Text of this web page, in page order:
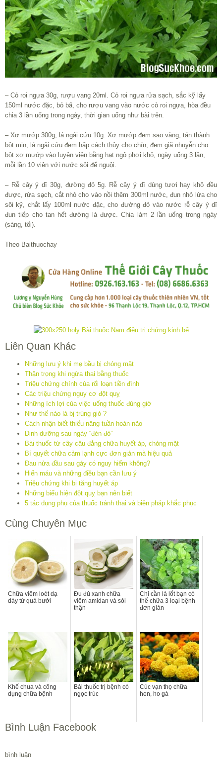
– Cỏ roi ngựa 30g, rượu vang 20ml. Cỏ roi ngựa rửa sạch, sắc kỹ lấy
150ml nước đặc, bỏ bã, cho rượu vang vào nước cỏ roi ngựa, hòa đều
chia 3 lần uống trong ngày, thời gian uống như bài trên.
– Xơ mướp 300g, lá ngải cứu 10g. Xơ mướp đem sao vàng, tán thành
bột mịn, lá ngải cứu đem hấp cách thủy cho chín, đem giã nhuyễn cho
bột xơ mướp vào luyện viên bằng hạt ngô phơi khô, ngày uống 3 lần,
mỗi lần 10 viên với nước sôi để nguội.
– Rễ cây ý dĩ 30g, đường đỏ 5g. Rễ cây ý dĩ dùng tươi hay khô đều
được, rửa sạch, cắt nhỏ cho vào nồi thêm 300ml nước, đun nhỏ lửa cho
sôi kỹ, chắt lấy 100ml nước đặc, cho đường đỏ vào nước rễ cây ý dĩ
đun tiếp cho tan hết đường là được. Chia làm 2 lần uống trong ngày
(sáng, tối).
Theo Baithuochay
Liên Quan Khác
Những lưu ý khi mẹ bầu bị chóng mặt
Thận trọng khi ngừa thai bằng thuốc
Triệu chứng chính của rối loạn tiền đình
Các triệu chứng nguy cơ đột quỵ
Những ích lợi của việc uống thuốc đúng giờ
Như thế nào là bị trúng gió ?
Cách nhận biết thiểu năng tuần hoàn não
Dinh dưỡng sau ngày “đèn đỏ”
Bài thuốc từ cây câu đằng chữa huyết áp, chóng mặt
Bí quyết chữa cảm lạnh cực đơn giản mà hiệu quả
Đau nửa đầu sau gáy có nguy hiểm không?
Hiến máu và những điều bạn cần lưu ý
Triệu chứng khi bị tăng huyết áp
Những biểu hiện đột quỵ bạn nên biết
5 tác dụng phụ của thuốc tránh thai và biện pháp khắc phục
Cùng Chuyên Mục
Chữa viêm loét dạ
dày từ quả bưởi
Đu đủ xanh chữa
viêm amidan và sỏi
thận
Chỉ cần lá lốt bạn có
thể chữa 3 loại bệnh
đơn giản
Khế chua và công
dụng chữa bệnh
Bài thuốc trị bệnh có
ngọc trúc
Cúc vạn thọ chữa
hen, ho gà
Bình Luận Facebook
bình luận